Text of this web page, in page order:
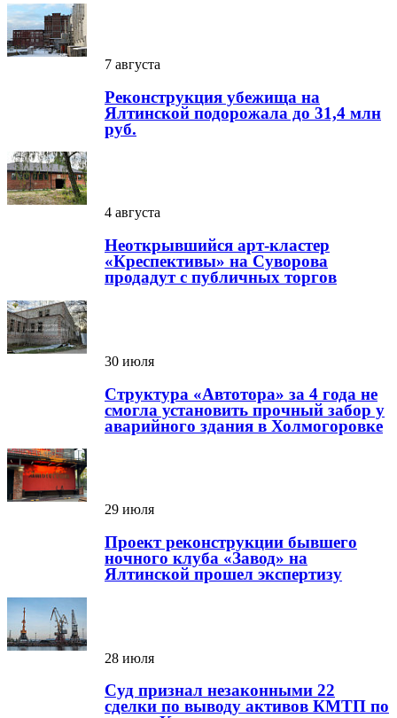
7 августа
Реконструкция убежища на
Ялтинской подорожала до 31,4 млн
руб.
4 августа
Неоткрывшийся арт-кластер
«Креспективы» на Суворова
продадут с публичных торгов
30 июля
Структура «Автотора» за 4 года не
смогла установить прочный забор у
аварийного здания в Холмогоровке
29 июля
Проект реконструкции бывшего
ночного клуба «Завод» на
Ялтинской прошел экспертизу
28 июля
Суд признал незаконными 22
сделки по выводу активов КМТП по